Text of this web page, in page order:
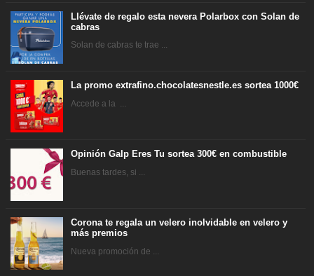
Llévate de regalo esta nevera Polarbox con Solan de
cabras
Solan de cabras te trae ...
La promo extrafino.chocolatesnestle.es sortea 1000€
Accede a la ...
Opinión Galp Eres Tu sortea 300€ en combustible
Buenas tardes, si ...
Corona te regala un velero inolvidable en velero y
más premios
Nueva promoción de ...